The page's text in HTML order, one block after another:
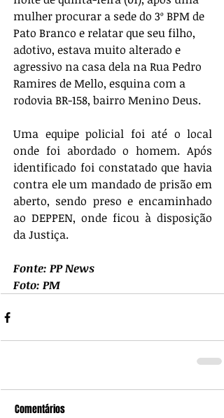
mulher procurar a sede do 3º BPM de
Pato Branco e relatar que seu filho,
adotivo, estava muito alterado e
agressivo na casa dela na Rua Pedro
Ramires de Mello, esquina com a
rodovia BR-158, bairro Menino Deus.
Uma equipe policial foi até o local
onde foi abordado o homem. Após
identificado foi constatado que havia
contra ele um mandado de prisão em
aberto, sendo preso e encaminhado
ao DEPPEN, onde ficou à disposição
da Justiça.
Fonte: PP News
Foto: PM
Comentários